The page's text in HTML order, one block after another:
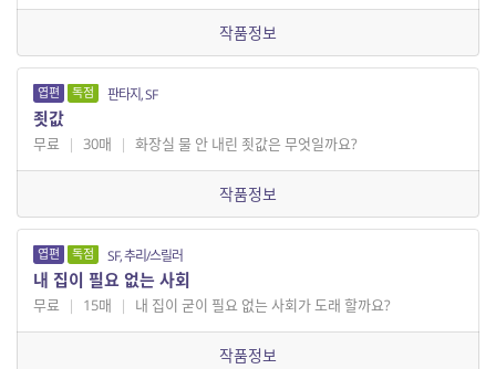
작품정보
엽편 독점 판타지, SF
죗값
무료 | 30매 | 화장실 물 안 내린 죗값은 무엇일까요?
작품정보
엽편 독점 SF, 추리/스릴러
내 집이 필요 없는 사회
무료 | 15매 | 내 집이 굳이 필요 없는 사회가 도래 할까요?
작품정보